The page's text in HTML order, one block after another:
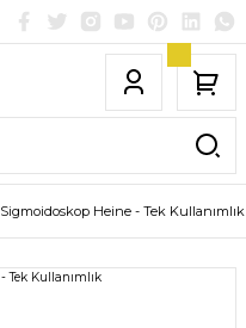
Sigmoidoskop Heine - Tek Kullanımlık